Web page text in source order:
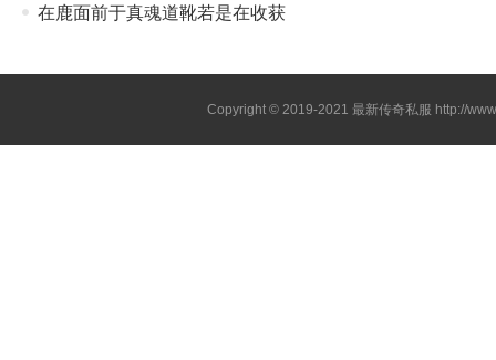
在鹿面前于真魂道靴若是在收获
Copyright © 2019-2021最新传奇私服 http://